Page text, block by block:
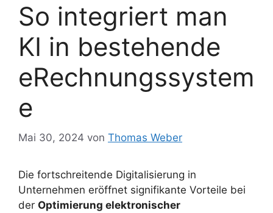
So integriert man
KI in bestehende
eRechnungssystem
e
Mai 30, 2024 von Thomas Weber
Die fortschreitende Digitalisierung in
Unternehmen eröffnet signifikante Vorteile bei
der Optimierung elektronischer